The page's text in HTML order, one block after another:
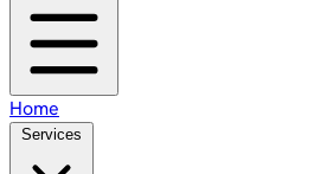
Home
Services